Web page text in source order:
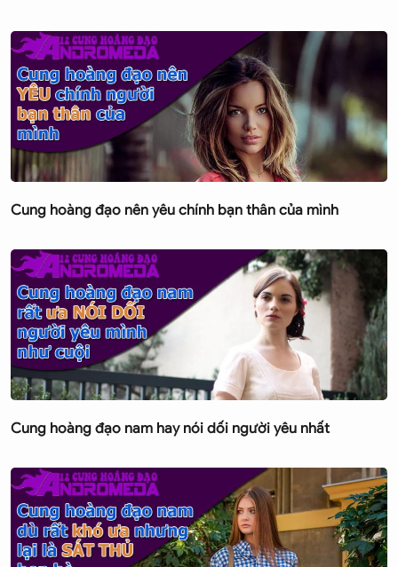
Cung hoàng đạo nên yêu chính bạn thân của mình
Cung hoàng đạo nam hay nói dối người yêu nhất